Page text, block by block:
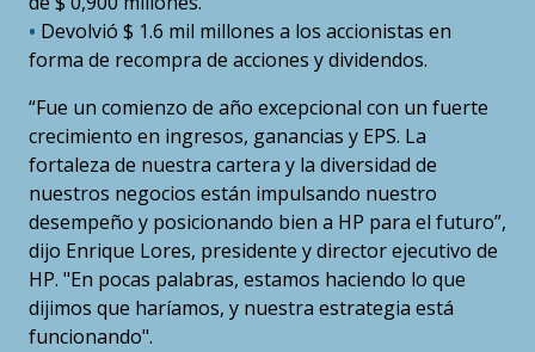
• Devolvió $ 1.6 mil millones a los accionistas en
forma de recompra de acciones y dividendos.
“Fue un comienzo de año excepcional con un fuerte
crecimiento en ingresos, ganancias y EPS. La
fortaleza de nuestra cartera y la diversidad de
nuestros negocios están impulsando nuestro
desempeño y posicionando bien a HP para el futuro”,
dijo Enrique Lores, presidente y director ejecutivo de
HP. "En pocas palabras, estamos haciendo lo que
dijimos que haríamos, y nuestra estrategia está
funcionando".